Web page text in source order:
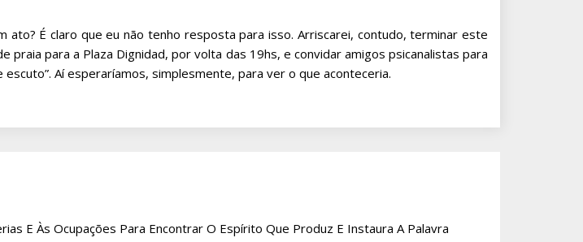
ato? É claro que eu não tenho resposta para isso. Arriscarei, contudo, terminar este
para a Plaza Dignidad, por volta das 19hs, e convidar amigos psicanalistas para
Aí esperaríamos, simplesmente, para ver o que aconteceria.
E Às Ocupações Para Encontrar O Espírito Que Produz E Instaura A Palavra